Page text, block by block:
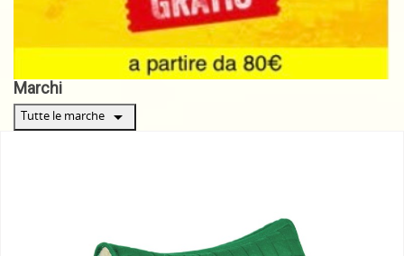
Marchi
Tutte le marche arrow_drop_down